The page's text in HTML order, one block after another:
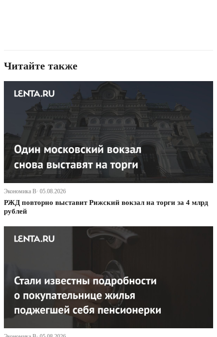
Читайте также
Экономика В· 05.08.2026
РЖД повторно выставит Рижский вокзал на торги за 4 млрд
рублей